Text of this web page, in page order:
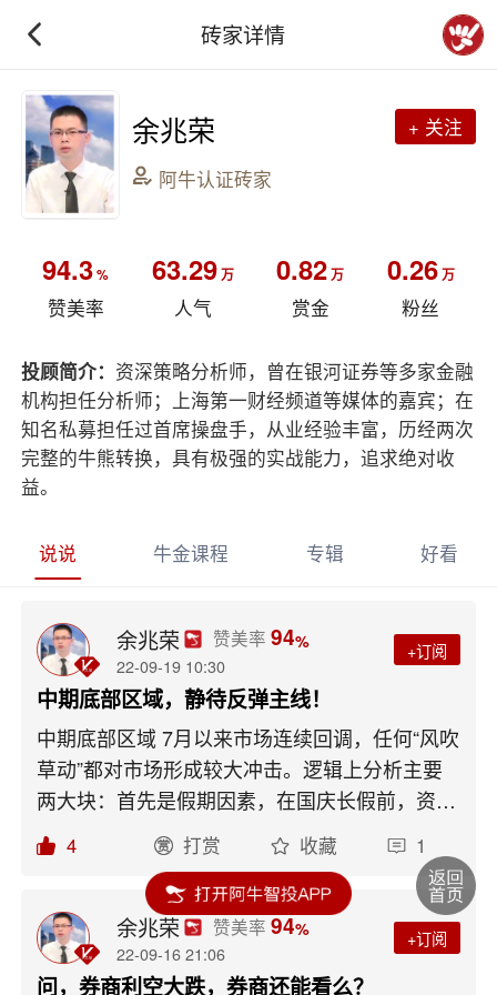
砖家详情
余兆荣
阿牛认证砖家
+ 关注
94.3%
赞美率
63.29万
人气
0.82万
赏金
0.26万
粉丝
投顾简介： 资深策略分析师，曾在银河证券等多家金融
机构担任分析师；上海第一财经频道等媒体的嘉宾；在
知名私募担任过首席操盘手，从业经验丰富，历经两次
完整的牛熊转换，具有极强的实战能力，追求绝对收
益。
说说 牛金课程 专辑 好看
余兆荣 赞美率 94%
22-09-19 10:30
+订阅
中期底部区域，静待反弹主线！
中期底部区域 7月以来市场连续回调，任何“风吹
草动”都对市场形成较大冲击。逻辑上分析主要
两大块：首先是假期因素，在国庆长假前，资金
或担忧长假的不确定性；其次是9.22联储“激进”
加息的海外扰动，多头买入意愿较低。 对于中
期方向，作为老司机这里大胆预计觉得未来市场
做多窗口或在10月中旬，一是高层的重要会议预
计将提振市场信心，二是本轮回调市场情绪已至
低位，为10月做多提供了充足空间。三是，当前
4 打赏 收藏 1
余兆荣 赞美率 94%
22-09-16 21:06
+订阅
问，券商利空大跌，券商还能看么？